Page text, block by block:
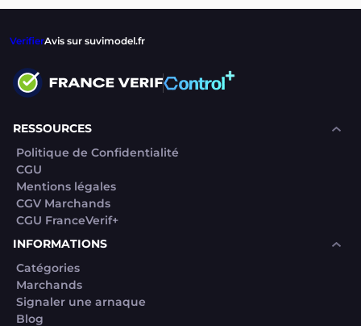
VerifierAvis sur suvimodel.fr
RESSOURCES
Politique de Confidentialité
CGU
Mentions légales
CGV Marchands
CGU FranceVerif+
INFORMATIONS
Catégories
Marchands
Signaler une arnaque
Blog